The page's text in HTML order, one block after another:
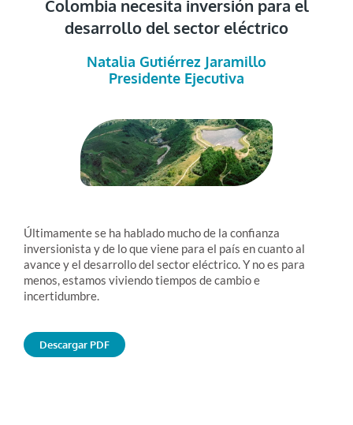
Colombia necesita inversión para el
desarrollo del sector eléctrico
Natalia Gutiérrez Jaramillo
Presidente Ejecutiva
Últimamente se ha hablado mucho de la confianza
inversionista y de lo que viene para el país en cuanto al
avance y el desarrollo del sector eléctrico. Y no es para
menos, estamos viviendo tiempos de cambio e
incertidumbre.
Descargar PDF